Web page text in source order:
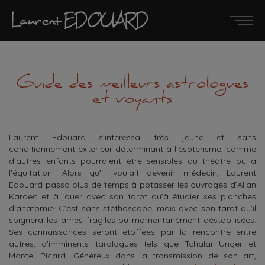
Guide des meilleurs astrologues
et voyants
Laurent Edouard s’intéressa très jeune et sans
conditionnement extérieur déterminant à l’ésotérisme, comme
d’autres enfants pourraient être sensibles au théâtre ou à
l’équitation. Alors qu’il voulait devenir médecin, Laurent
Edouard passa plus de temps à potasser les ouvrages d’Allan
Kardec et à jouer avec son tarot qu’à étudier ses planches
d’anatomie. C’est sans stéthoscope, mais avec son tarot qu’il
soignera les âmes fragiles ou momentanément déstabilisées.
Ses connaissances seront étoffées par la rencontre entre
autres, d’imminents tarologues tels que Tchalaï Unger et
Marcel Picard. Généreux dans la transmission de son art,